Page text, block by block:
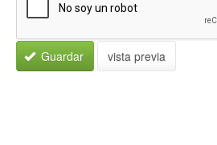
Guardar vista previa